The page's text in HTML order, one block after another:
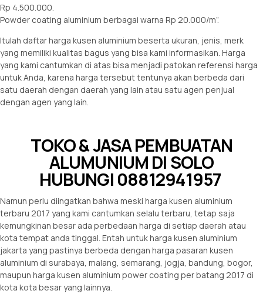
Rp 4.500.000.
Powder coating aluminium berbagai warna Rp 20.000/m”.
Itulah daftar harga kusen aluminium beserta ukuran, jenis, merk
yang memiliki kualitas bagus yang bisa kami informasikan. Harga
yang kami cantumkan di atas bisa menjadi patokan referensi harga
untuk Anda, karena harga tersebut tentunya akan berbeda dari
satu daerah dengan daerah yang lain atau satu agen penjual
dengan agen yang lain.
TOKO & JASA PEMBUATAN
ALUMUNIUM DI SOLO
HUBUNGI 08812941957
Namun perlu diingatkan bahwa meski harga kusen aluminium
terbaru 2017 yang kami cantumkan selalu terbaru, tetap saja
kemungkinan besar ada perbedaan harga di setiap daerah atau
kota tempat anda tinggal. Entah untuk harga kusen aluminium
jakarta yang pastinya berbeda dengan harga pasaran kusen
aluminium di surabaya, malang, semarang, jogja, bandung, bogor,
maupun harga kusen aluminium power coating per batang 2017 di
kota kota besar yang lainnya.